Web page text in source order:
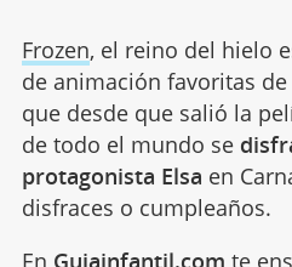
Frozen, el reino del hielo
de animación favoritas
que desde que salió la
de todo el mundo se
protagonista Elsa en
disfraces o cumpleaños.
En Guiainfantil.com te